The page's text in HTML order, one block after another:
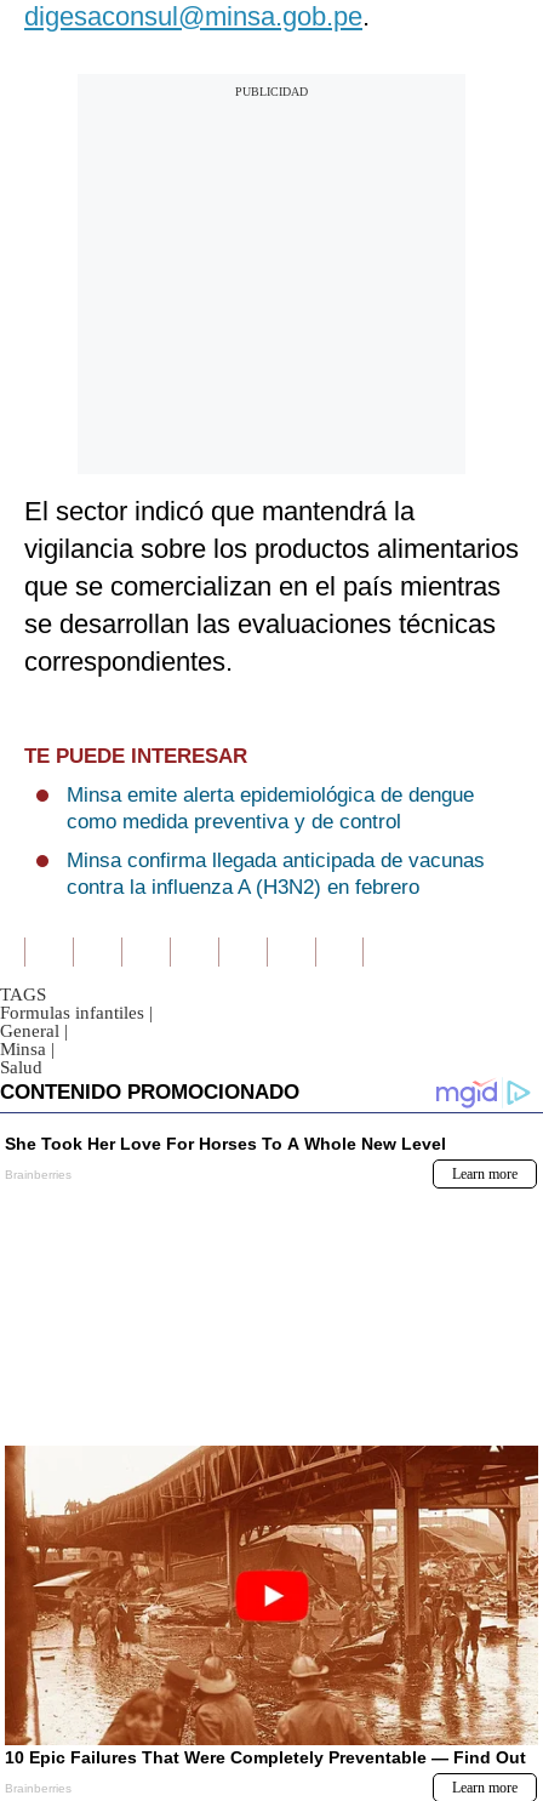
digesaconsul@minsa.gob.pe.
El sector indicó que mantendrá la
vigilancia sobre los productos alimentarios
que se comercializan en el país mientras
se desarrollan las evaluaciones técnicas
correspondientes.
TE PUEDE INTERESAR
Minsa emite alerta epidemiológica de dengue
como medida preventiva y de control
Minsa confirma llegada anticipada de vacunas
contra la influenza A (H3N2) en febrero
TAGS
Formulas infantiles |
General |
Minsa |
Salud